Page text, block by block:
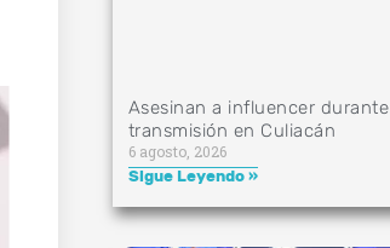
Asesinan a influencer durante
transmisión en Culiacán
6 agosto, 2026
Sigue Leyendo »